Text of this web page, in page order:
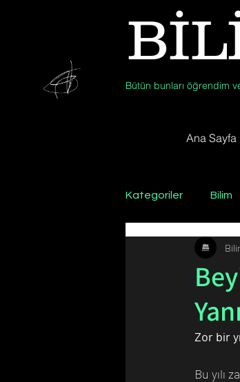
Bütün bunları öğrendim
Ana Sayfa
Kategoriler Bilim
Psikoloji /
Zor bir
Bu yılı